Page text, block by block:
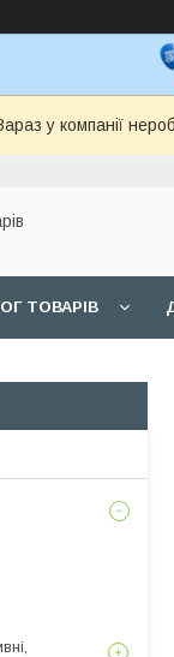
у компанії
ТОВАРІВ